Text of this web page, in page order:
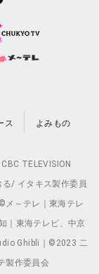
ス よみもの
TELEVISION
/ イタキス製作委員
メ～テレ｜東海テレ
｜東海テレビ、中京
Ghibli｜©2023 二
製作委員会